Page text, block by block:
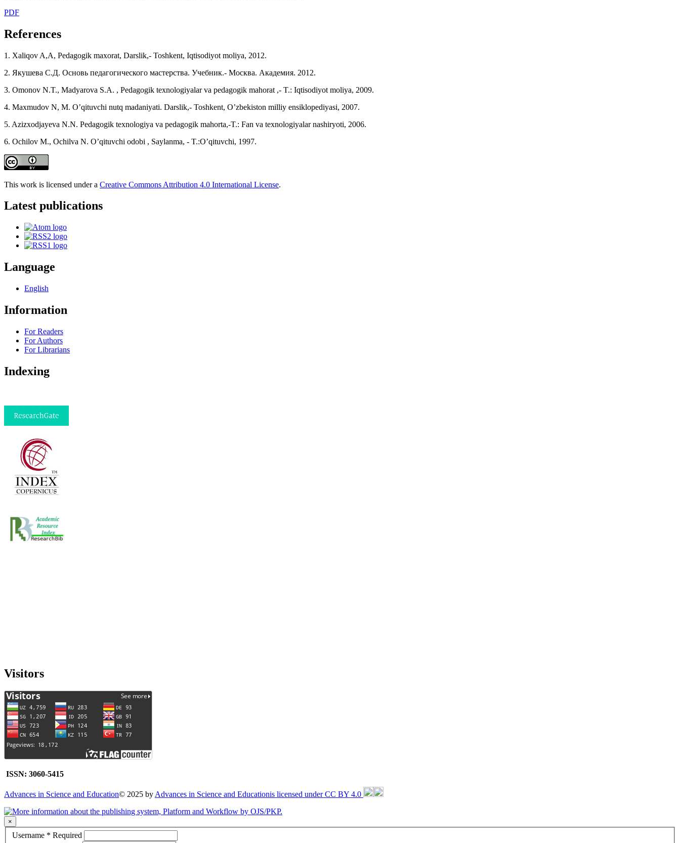
PDF
References
1. Xaliqov A,A, Pedagogik maxorat, Darslik,- Toshkent, Iqtisodiyot moliya, 2012.
2. Якушева С.Д. Основь педагогического мастерства. Учебник.- Москва. Академия. 2012.
3. Omonov N.T., Madyarova S.A. , Pedagogik texnologiyalar va pedagogik mahorat ,- T.: Iqtisodiyot moliya, 2009.
4. Maxmudov N, M. O’qituvchi nutq madaniyati. Darslik,- Toshkent, O’zbekiston milliy ensiklopediyasi, 2007.
5. Azizxodjayeva N.N. Pedagogik texnologiya va pedagogik mahorta,-T.: Fan va texnologiyalar nashiryoti, 2006.
6. Ochilov M., Ochilva N. O’qituvchi odobi , Saylanma, - T.:O’qituvchi, 1997.
This work is licensed under a Creative Commons Attribution 4.0 International License.
Latest publications
Language
English
Information
For Readers
For Authors
For Librarians
Indexing
Visitors
ISSN: 3060-5415
Advances in Science and Education© 2025 by Advances in Science and Educationis licensed under CC BY 4.0
×
Username * Required